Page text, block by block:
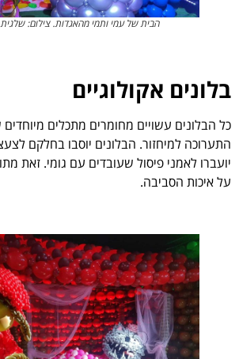
עמי ותמי מהאגדות. צילום: שלגית אשטמקר
מחומרים מתכלים מיוחדים שיועברו לאחר סיום
יוסבו בחלקם לצעצועים לבעלי חיים, או
שעובדים עם גומי. זאת מתוך חשיבות השמירה